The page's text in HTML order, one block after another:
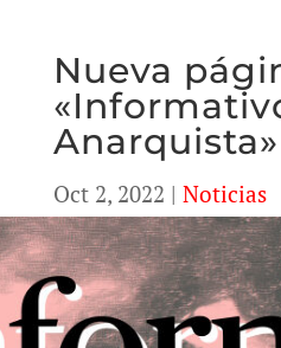
Nueva
Anarquista»
Oct 2, 2022 | Noticias